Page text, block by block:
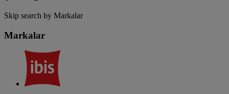
Skip search by Markalar
Markalar